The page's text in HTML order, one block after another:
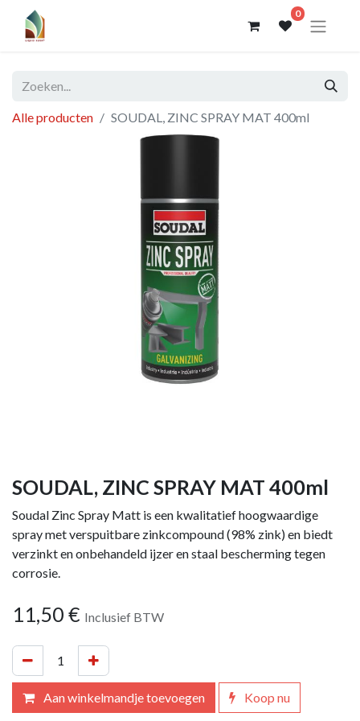
0
Alle producten SOUDAL, ZINC SPRAY MAT 400ml
SOUDAL, ZINC SPRAY MAT 400ml
Soudal Zinc Spray Matt is een kwalitatief hoogwaardige
spray met verspuitbare zinkcompound (98% zink) en biedt
verzinkt en onbehandeld ijzer en staal bescherming tegen
corrosie.
11,50 € Inclusief BTW
Aan winkelmandje toevoegen Koop nu